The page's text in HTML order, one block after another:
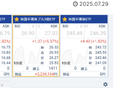
2025.07.29